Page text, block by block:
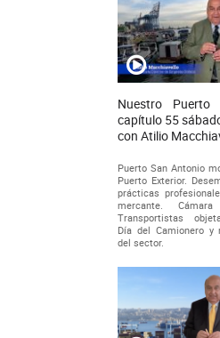
Nuestro Puerto
capítulo 55
con Atilio
Puerto San Antonio
Puerto Exterior.
prácticas
mercante.
Transportistas
Día del Camionero y
del sector.